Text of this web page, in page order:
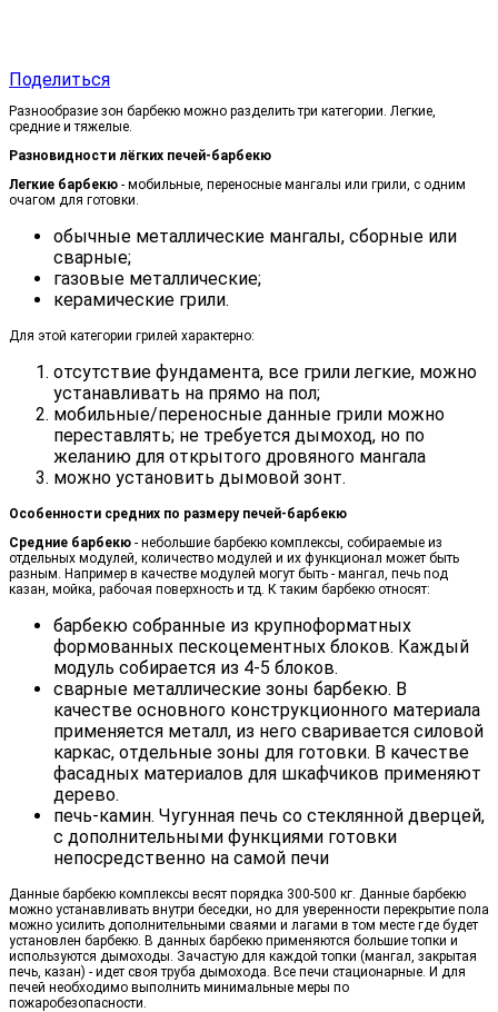
Поделиться
Разнообразие зон барбекю можно разделить три категории. Легкие,
средние и тяжелые.
Разновидности лёгких печей-барбекю
Легкие барбекю - мобильные, переносные мангалы или грили, с одним
очагом для готовки.
обычные металлические мангалы, сборные или
сварные;
газовые металлические;
керамические грили.
Для этой категории грилей характерно:
отсутствие фундамента, все грили легкие, можно
устанавливать на прямо на пол;
мобильные/переносные данные грили можно
переставлять; не требуется дымоход, но по
желанию для открытого дровяного мангала
можно установить дымовой зонт.
Особенности средних по размеру печей-барбекю
Средние барбекю - небольшие барбекю комплексы, собираемые из
отдельных модулей, количество модулей и их функционал может быть
разным. Например в качестве модулей могут быть - мангал, печь под
казан, мойка, рабочая поверхность и тд. К таким барбекю относят:
барбекю собранные из крупноформатных
формованных пескоцементных блоков. Каждый
модуль собирается из 4-5 блоков.
сварные металлические зоны барбекю. В
качестве основного конструкционного материала
применяется металл, из него сваривается силовой
каркас, отдельные зоны для готовки. В качестве
фасадных материалов для шкафчиков применяют
дерево.
печь-камин. Чугунная печь со стеклянной дверцей,
с дополнительными функциями готовки
непосредственно на самой печи
Данные барбекю комплексы весят порядка 300-500 кг. Данные барбекю
можно устанавливать внутри беседки, но для уверенности перекрытие пола
можно усилить дополнительными сваями и лагами в том месте где будет
установлен барбекю. В данных барбекю применяются большие топки и
используются дымоходы. Зачастую для каждой топки (мангал, закрытая
печь, казан) - идет своя труба дымохода. Все печи стационарные. И для
печей необходимо выполнить минимальные меры по
пожаробезопасности.